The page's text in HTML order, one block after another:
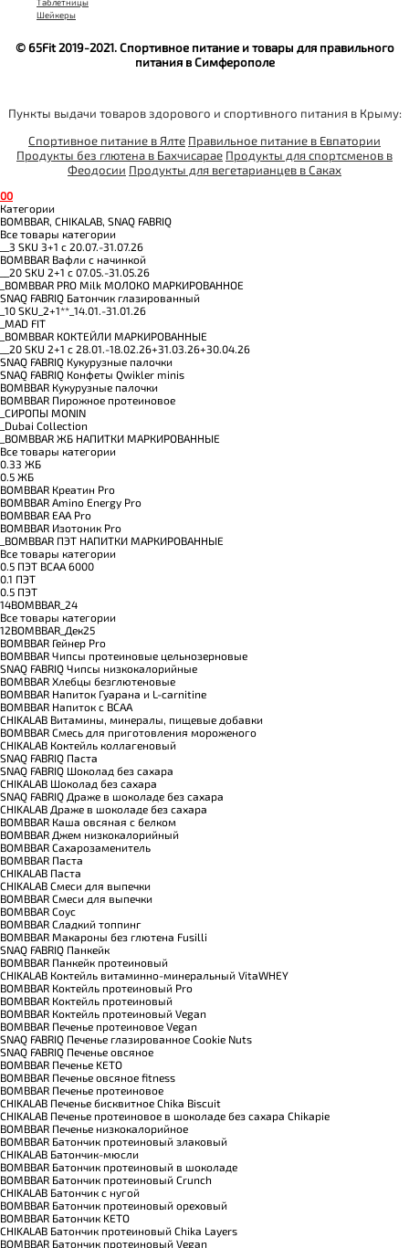
Шейкеры
© 65Fit 2019-2021. Спортивное питание и товары для правильного
питания в Симферополе
Пункты выдачи товаров здорового и спортивного питания в Крыму:
Спортивное питание в Ялте Правильное питание в Евпатории
Продукты без глютена в Бахчисарае Продукты для спортсменов в
Феодосии Продукты для вегетарианцев в Саках
00
Категории
BOMBBAR, CHIKALAB, SNAQ FABRIQ
Все товары категории
__3 SKU 3+1 с 20.07.-31.07.26
BOMBBAR Вафли с начинкой
__20 SKU 2+1 с 07.05.-31.05.26
_BOMBBAR PRO Milk МОЛОКО МАРКИРОВАННОЕ
SNAQ FABRIQ Батончик глазированный
_10 SKU_2+1**_14.01.-31.01.26
_MAD FIT
_BOMBBAR КОКТЕЙЛИ МАРКИРОВАННЫЕ
__20 SKU 2+1 с 28.01.-18.02.26+31.03.26+30.04.26
SNAQ FABRIQ Кукурузные палочки
SNAQ FABRIQ Конфеты Qwikler minis
BOMBBAR Кукурузные палочки
BOMBBAR Пирожное протеиновое
_CИРОПЫ MONIN
_Dubai Collection
_BOMBBAR ЖБ НАПИТКИ МАРКИРОВАННЫЕ
Все товары категории
0.33 ЖБ
0.5 ЖБ
BOMBBAR Креатин Pro
BOMBBAR Amino Energy Pro
BOMBBAR EAA Pro
BOMBBAR Изотоник Pro
_BOMBBAR ПЭТ НАПИТКИ МАРКИРОВАННЫЕ
Все товары категории
0.5 ПЭТ ВСАА 6000
0.1 ПЭТ
0.5 ПЭТ
14BOMBBAR_24
Все товары категории
12BOMBBAR_Дек25
BOMBBAR Гейнер Pro
BOMBBAR Чипсы протеиновые цельнозерновые
SNAQ FABRIQ Чипсы низкокалорийные
BOMBBAR Хлебцы безглютеновые
BOMBBAR Напиток Гуарана и L-carnitine
BOMBBAR Напиток с BCAA
CHIKALAB Витамины, минералы, пищевые добавки
BOMBBAR Смесь для приготовления мороженого
CHIKALAB Коктейль коллагеновый
SNAQ FABRIQ Паста
SNAQ FABRIQ Шоколад без сахара
CHIKALAB Шоколад без сахара
SNAQ FABRIQ Драже в шоколаде без сахара
CHIKALAB Драже в шоколаде без сахара
BOMBBAR Каша овсяная с белком
BOMBBAR Джем низкокалорийный
BOMBBAR Сахарозаменитель
BOMBBAR Паста
CHIKALAB Паста
CHIKALAB Смеси для выпечки
BOMBBAR Смеси для выпечки
BOMBBAR Соус
BOMBBAR Сладкий топпинг
BOMBBAR Макароны без глютена Fusilli
SNAQ FABRIQ Панкейк
BOMBBAR Панкейк протеиновый
CHIKALAB Коктейль витаминно-минеральный VitaWHEY
BOMBBAR Коктейль протеиновый Pro
BOMBBAR Коктейль протеиновый
BOMBBAR Коктейль протеиновый Vegan
BOMBBAR Печенье протеиновое Vegan
SNAQ FABRIQ Печенье глазированное Cookie Nuts
SNAQ FABRIQ Печенье овсяное
BOMBBAR Печенье KETO
BOMBBAR Печенье овсяное fitness
BOMBBAR Печенье протеиновое
CHIKALAB Печенье бисквитное Chika Biscuit
CHIKALAB Печенье протеиновое в шоколаде без сахара Chikapie
BOMBBAR Печенье низкокалорийное
BOMBBAR Батончик протеиновый злаковый
CHIKALAB Батончик-мюсли
BOMBBAR Батончик протеиновый в шоколаде
BOMBBAR Батончик протеиновый Crunch
CHIKALAB Батончик с нугой
BOMBBAR Батончик протеиновый ореховый
BOMBBAR Батончик KETO
CHIKALAB Батончик протеиновый Chika Layers
BOMBBAR Батончик протеиновый Vegan